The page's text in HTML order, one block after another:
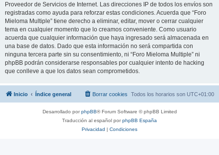
Proveedor de Servicios de Internet. Las direcciones IP de todos los envíos son
registradas como ayuda para reforzar estas condiciones. Acuerda que “Foro
Mieloma Multiple” tiene derecho a eliminar, editar, mover o cerrar cualquier
tema en cualquier momento que lo creamos conveniente. Como usuario
acuerda que cualquier información que haya ingresado será almacenada en
una base de datos. Dado que esta información no será compartida con
ninguna tercera parte sin su consentimiento, ni “Foro Mieloma Multiple” ni
phpBB podrán considerarse responsables por cualquier intento de hacking
que conlleve a que los datos sean comprometidos.
Inicio Índice general Todos los horarios son UTC+01:00
Borrar cookies
Desarrollado porphpBB® Forum Software © phpBB Limited
Traducción al español porphpBB España
Privacidad | Condiciones